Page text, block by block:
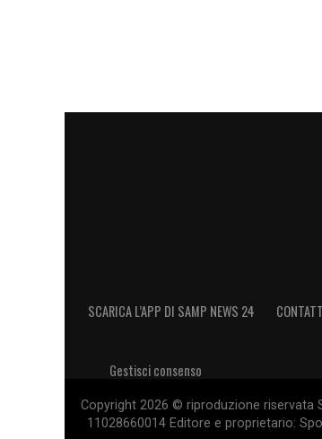
SCARICA L’APP DI SAMP NEWS 24
Gestisci consenso
Copyright 2026 © riproduzione riservata
11028660014 Editore e proprietario: